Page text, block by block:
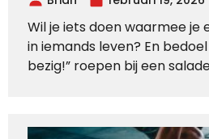
Wil je iets doen waarmee
in iemands leven? En
bezig!” roepen bij een